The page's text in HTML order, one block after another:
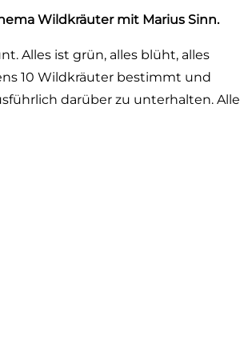
Wildkräuter mit Marius Sinn.
Alles ist grün, alles blüht, alles
10 Wildkräuter bestimmt und
darüber zu unterhalten. Alle